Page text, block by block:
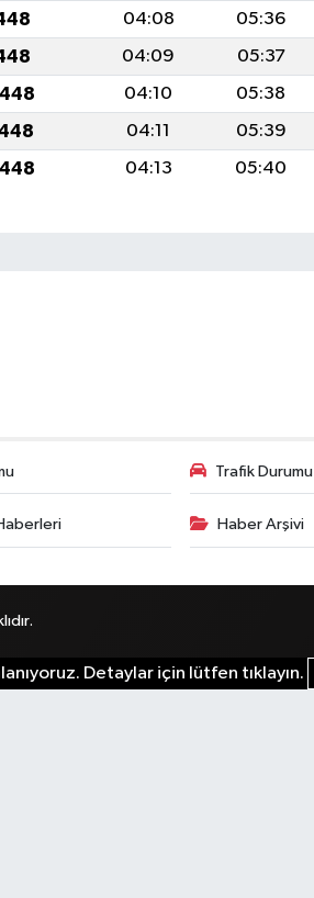
04:08 05:36
04:09 05:37
04:10 05:38
04:11 05:39
04:13 05:40
Trafik Durumu
Haber Arşivi
Detaylar için lütfen tıklayın.